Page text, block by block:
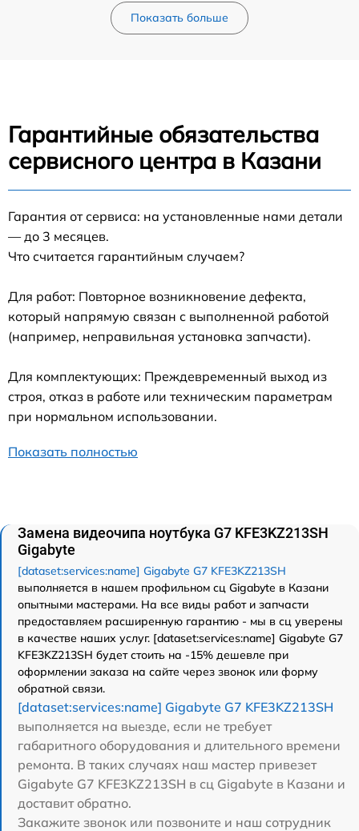
Показать больше
Гарантийные обязательства
сервисного центра в Казани
Гарантия от сервиса: на установленные нами детали
— до 3 месяцев.
Что считается гарантийным случаем?
Для работ: Повторное возникновение дефекта,
который напрямую связан с выполненной работой
(например, неправильная установка запчасти).
Для комплектующих: Преждевременный выход из
строя, отказ в работе или техническим параметрам
при нормальном использовании.
Показать полностью
Замена видеочипа ноутбука G7 KFE3KZ213SH
Gigabyte
[dataset:services:name] Gigabyte G7 KFE3KZ213SH
выполняется в нашем профильном сц Gigabyte в Казани
опытными мастерами. На все виды работ и запчасти
предоставляем расширенную гарантию - мы в сц уверены
в качестве наших услуг. [dataset:services:name] Gigabyte G7
KFE3KZ213SH будет стоить на -15% дешевле при
оформлении заказа на сайте через звонок или форму
обратной связи.
[dataset:services:name] Gigabyte G7 KFE3KZ213SH
выполняется на выезде, если не требует
габаритного оборудования и длительного времени
ремонта. В таких случаях наш мастер привезет
Gigabyte G7 KFE3KZ213SH в сц Gigabyte в Казани и
доставит обратно.
Закажите звонок или позвоните и наш сотрудник